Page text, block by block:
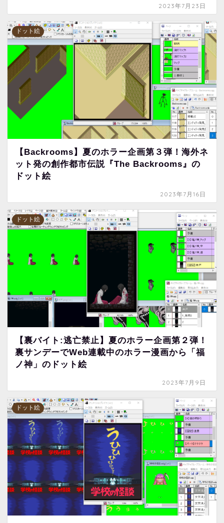
2023年7月23日
ドット絵
【Backrooms】夏のホラー企画第３弾！海外ネ
ット発の創作都市伝説『The Backrooms』の
ドット絵
2023年7月16日
ドット絵
【裏バイト:逃亡禁止】夏のホラー企画第２弾！
裏サンデーでWeb連載中のホラー漫画から「福
ノ神」のドット絵
2023年7月9日
ドット絵